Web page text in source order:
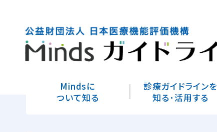
Mindsに
ついて知る
診療ガイドラインを
知る･活用する